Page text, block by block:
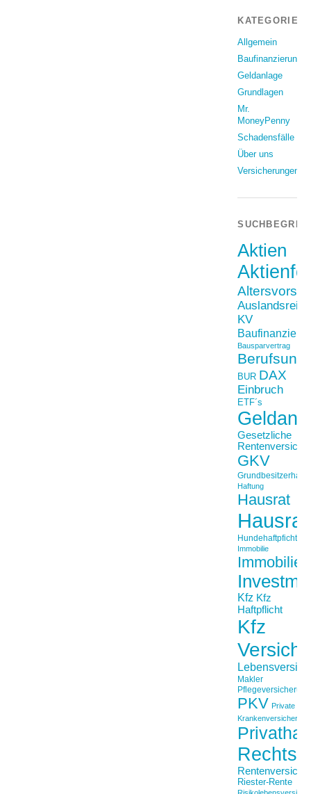
KATEGORIEN
Allgemein
Baufinanzierung
Geldanlage
Grundlagen
Mr.
MoneyPenny
Schadensfälle
Über uns
Versicherungen
Aktien
Auslandsreise
KV
Bausparvertrag
BUR DAX
Einbruch
ETF´s
Gesetzliche
GKV
Haftung
Hausrat
Hundehaftpficht
Immobilie
Kfz Kfz
Haftpflicht
Kfz
Makler
Pflegeversicherung
PKV Private
Krankenversicherung
Riester-Rente